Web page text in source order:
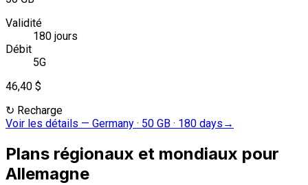
Validité
180 jours
Débit
5G
46,40 $
↻ Recharge
Voir les détails — Germany · 50 GB · 180 days →
Plans régionaux et mondiaux pour
Allemagne